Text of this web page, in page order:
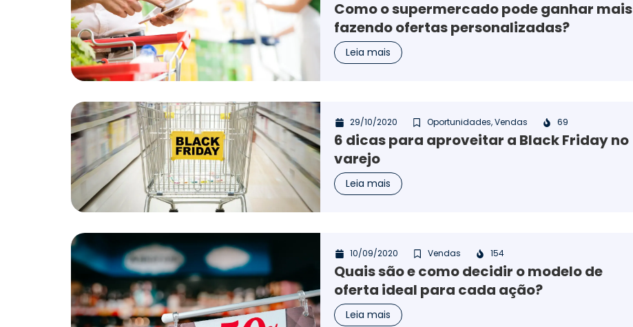
Como o supermercado pode ganhar mais
fazendo ofertas personalizadas?
Leia mais
29/10/2020 Oportunidades,Vendas 69
6 dicas para aproveitar a Black Friday no
varejo
Leia mais
10/09/2020 Vendas 154
Quais são e como decidir o modelo de
oferta ideal para cada ação?
Leia mais